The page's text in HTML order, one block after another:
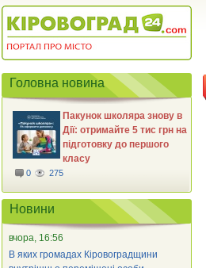
Головна новина
Пакунок школяра знову в
Дії: отримайте 5 тис грн на
підготовку до першого
класу
0 275
Новини
вчора, 16:56
В яких громадах Кіровоградщини